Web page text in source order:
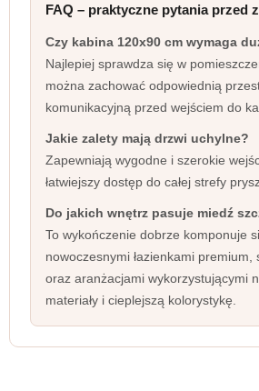
FAQ – praktyczne pytania przed
Czy kabina 120x90 cm wymaga
Najlepiej sprawdza się w
można zachować odpowiednią
komunikacyjną przed wejściem do
Jakie zalety mają drzwi uchylne?
Zapewniają wygodne i szerokie
łatwiejszy dostęp do całej strefy
Do jakich wnętrz pasuje miedź
To wykończenie dobrze komponuje
nowoczesnymi łazienkami premium,
oraz aranżacjami wykorzystującymi
materiały i cieplejszą kolorystykę.